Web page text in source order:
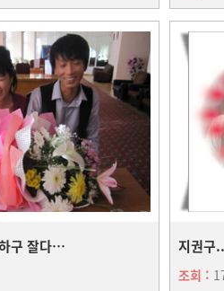
우즈벡에서 성혼하구 잘다녀...
조회 :